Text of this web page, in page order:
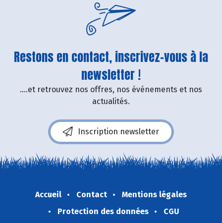
Restons en contact, inscrivez-vous à la
newsletter !
....et retrouvez nos offres, nos événements et nos
actualités.
Inscription newsletter
Accueil Contact
Mentions légales
Protection des données
CGU